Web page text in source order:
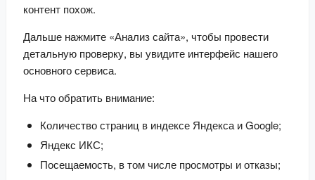
контент похож.
Дальше нажмите «Анализ сайта», чтобы провести
детальную проверку, вы увидите интерфейс нашего
основного сервиса.
На что обратить внимание:
Количество страниц в индексе Яндекса и Google;
Яндекс ИКС;
Посещаемость, в том числе просмотры и отказы;